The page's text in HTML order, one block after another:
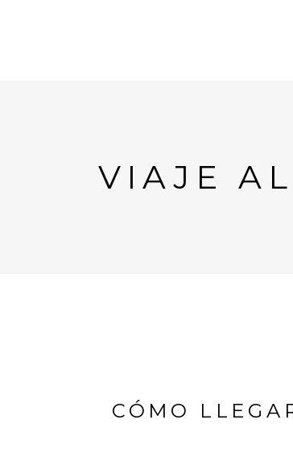
VIAJE
CÓMO